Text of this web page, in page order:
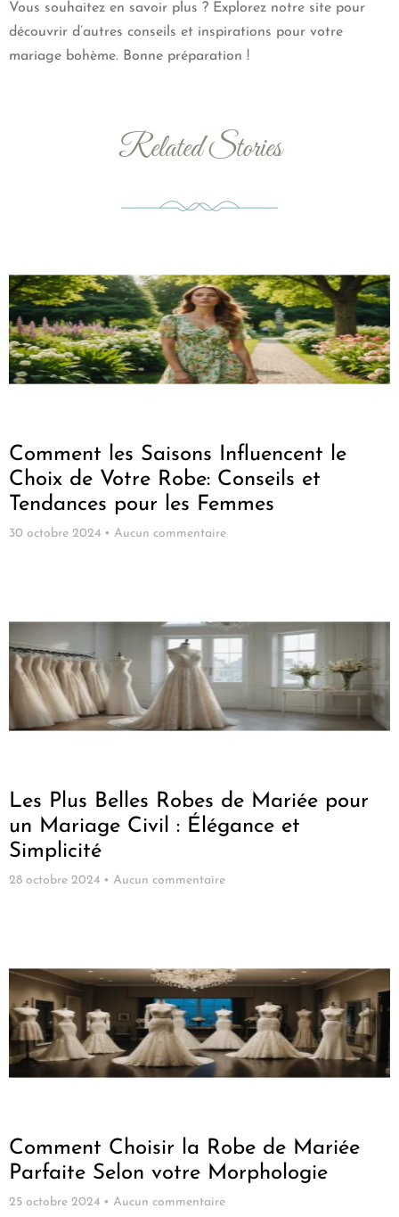
Vous souhaitez en savoir plus ? Explorez notre site pour
découvrir d’autres conseils et inspirations pour votre
mariage bohème. Bonne préparation !
Related Stories
Comment les Saisons Influencent le
Choix de Votre Robe: Conseils et
Tendances pour les Femmes
30 octobre 2024 Aucun commentaire
Les Plus Belles Robes de Mariée pour
un Mariage Civil : Élégance et
Simplicité
28 octobre 2024 Aucun commentaire
Comment Choisir la Robe de Mariée
Parfaite Selon votre Morphologie
25 octobre 2024 Aucun commentaire